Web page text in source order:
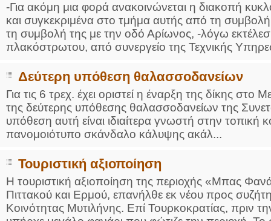
-Για ακόμη μια φορά ανακοινώνεται η διακοπή
και συγκεκριμένα στο τμήμα αυτής από τη
τη συμβολή της με την οδό Αρίωνος, -λόγω
πλακόστρωτου, από συνεργείο της Τεχνικής
Δεύτερη υπόθεση θαλασσοδανείων
Για τις 6 τρεχ. έχει οριστεί η έναρξη της δίκης
της δεύτερης υπόθεσης θαλασσοδανείων της
υπόθεση αυτή είναι ιδιαίτερα γνωστή στην τοπική
πανομοιότυπο σκάνδαλο κάλυψης ακάλ...
Τουριστική αξιοποίηση
Η τουριστική αξιοποίηση της περιοχής «Μπας
Πιττακού και Ερμού, επανήλθε εκ νέου προς
Κοινότητας Μυτιλήνης. Επί Τουρκοκρατίας, πριν